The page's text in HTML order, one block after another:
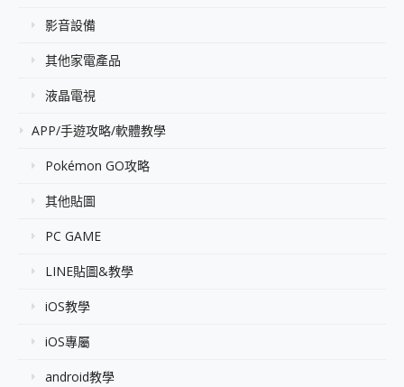
影音設備
其他家電產品
液晶電視
APP/手遊攻略/軟體教學
Pokémon GO攻略
其他貼圖
PC GAME
LINE貼圖&教學
iOS教學
iOS專屬
android教學